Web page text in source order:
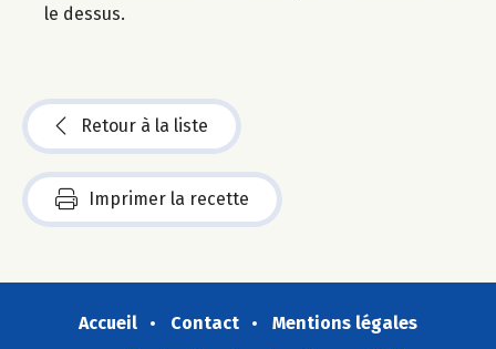
le dessus.
Retour à la liste
Imprimer la recette
Accueil Contact
Mentions légales